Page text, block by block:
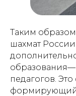
Таким
шахмат
образования—
педагогов.
формирующий